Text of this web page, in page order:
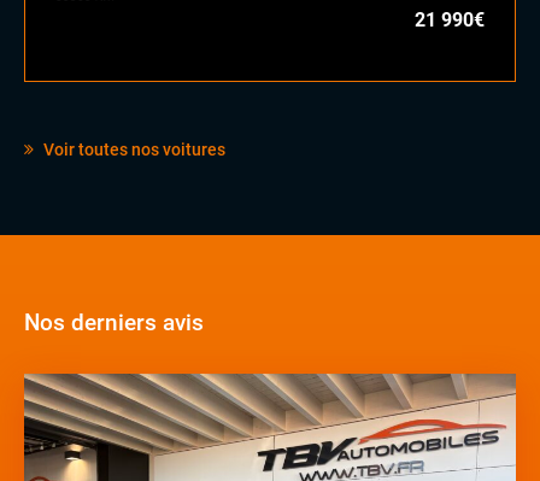
21 990€
Voir toutes nos voitures
Nos derniers avis